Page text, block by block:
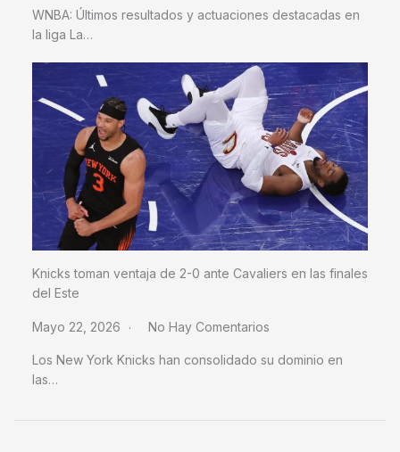
WNBA: Últimos resultados y actuaciones destacadas en
la liga La…
Knicks toman ventaja de 2-0 ante Cavaliers en las finales
del Este
Mayo 22, 2026 No Hay Comentarios
Los New York Knicks han consolidado su dominio en
las…